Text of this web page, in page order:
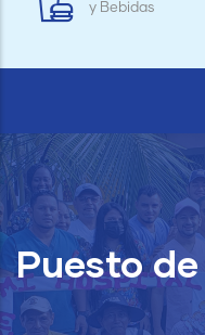
y Bebidas
Puesto